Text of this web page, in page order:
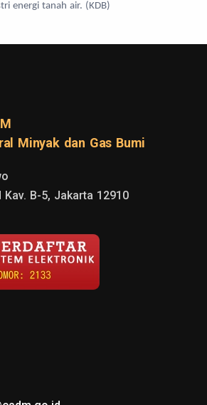
energi tanah air. (KDB)
Minyak dan Gas Bumi
Kav. B-5, Jakarta 12910